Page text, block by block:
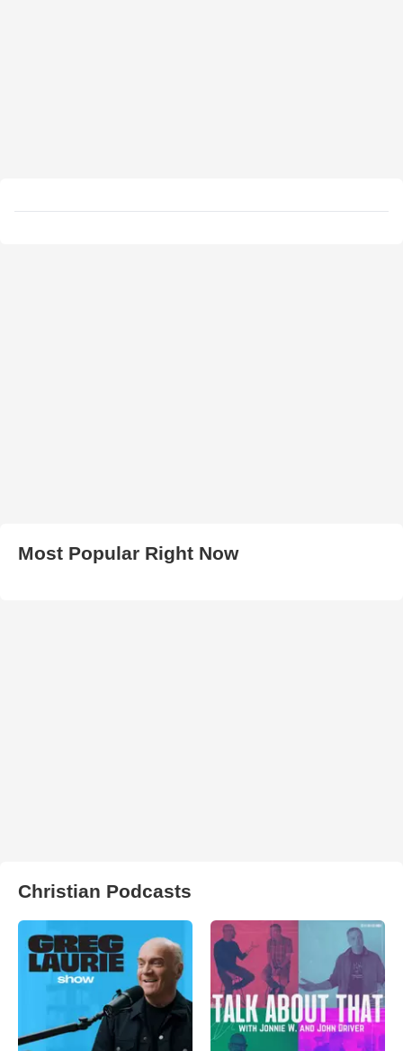
Most Popular Right Now
Christian Podcasts